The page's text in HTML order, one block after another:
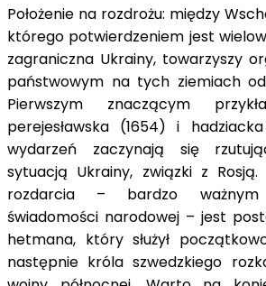
Położenie na rozdrożu: między
którego potwierdzeniem jest
zagraniczna Ukrainy, towarzyszy
państwowym na tych ziemiach
Pierwszym znaczącym
perejesławska (1654) i
wydarzeń zaczynają się
sytuacją Ukrainy, związki z
rozdarcia – bardzo
świadomości narodowej – jest
hetmana, który służył
następnie króla szwedzkiego